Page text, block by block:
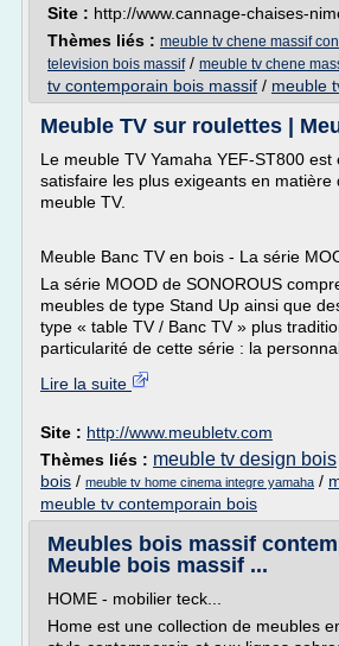
Site : http://www.cannage-chaises-
Thèmes liés : meuble tv chene massif
television bois massif/ meuble tv chene
tv contemporain bois massif / meuble
Meuble TV sur roulettes |
Le meuble TV Yamaha YEF-ST800 est
satisfaire les plus exigeants en matière
meuble TV.
Meuble Banc TV en bois - La série
La série MOOD de SONOROUS
meubles de type Stand Up ainsi que
type « table TV / Banc TV » plus
particularité de cette série : la
Lire la suite
Site : http://www.meubletv.com
Thèmes liés : meuble tv design bois
bois / meuble tv home cinema integre yamaha /
meuble tv contemporain bois
Meubles bois massif
Meuble bois massif ...
HOME - mobilier teck...
Home est une collection de meubles